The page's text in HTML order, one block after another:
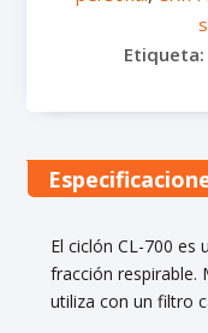
Etiqueta:
El ciclón CL-700 es
fracción respirable.
utiliza con un filtro